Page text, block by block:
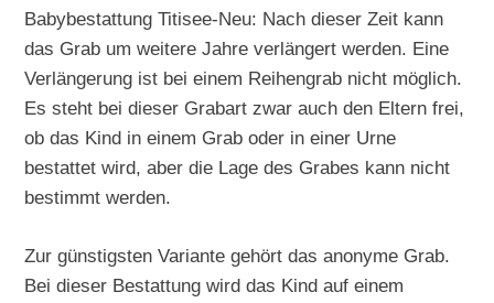
Babybestattung Titisee-Neu: Nach dieser Zeit kann
das Grab um weitere Jahre verlängert werden. Eine
Verlängerung ist bei einem Reihengrab nicht möglich.
Es steht bei dieser Grabart zwar auch den Eltern frei,
ob das Kind in einem Grab oder in einer Urne
bestattet wird, aber die Lage des Grabes kann nicht
bestimmt werden.
Zur günstigsten Variante gehört das anonyme Grab.
Bei dieser Bestattung wird das Kind auf einem